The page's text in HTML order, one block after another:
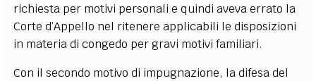
richiesta per motivi personali e quindi aveva errato la
Corte d’Appello nel ritenere applicabili le disposizioni
in materia di congedo per gravi motivi familiari.
Con il secondo motivo di impugnazione, la difesa del